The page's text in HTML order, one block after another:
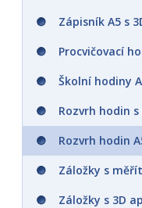
vybarvi
Doprodej
Zápisník A5 s
Procvičovací
Školní hodiny
Rozvrh hodin
Rozvrh hodin
Záložky s
Záložky s 3D